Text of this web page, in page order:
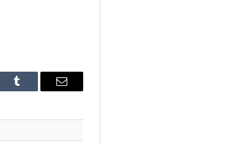
Tumblr
E-